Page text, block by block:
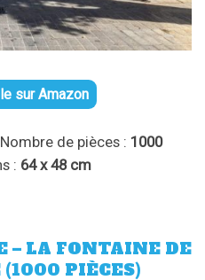
sur Amazon
de pièces : 1000
: 64 x 48 cm
– LA FONTAINE DE
PIÈCES)